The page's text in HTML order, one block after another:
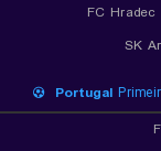
FC Hradec
SK
Portugal